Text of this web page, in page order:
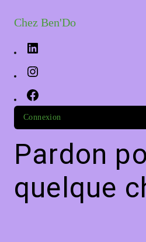
Chez Ben'Do
Connexion
Pardon
quelque